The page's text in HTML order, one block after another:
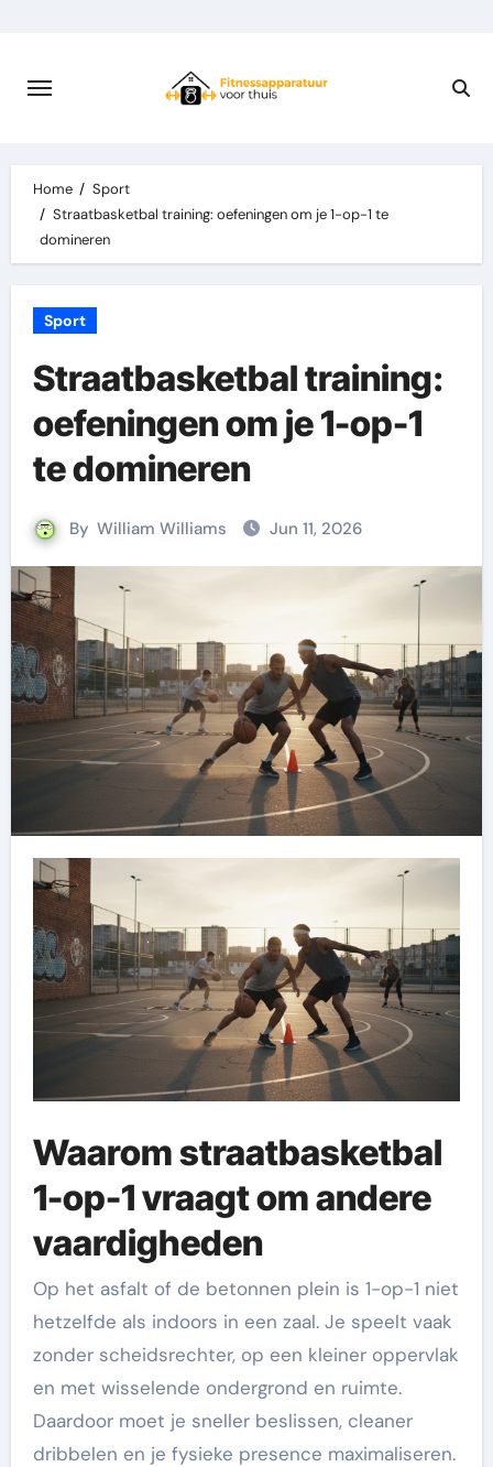
content
Home
Sport
Straatbasketbal training: oefeningen om je 1-op-1 te
domineren
Sport
Straatbasketbal training:
oefeningen om je 1-op-1
te domineren
By William Williams Jun 11, 2026
Waarom straatbasketbal
1-op-1 vraagt om andere
vaardigheden
Op het asfalt of de betonnen plein is 1-op-1 niet
hetzelfde als indoors in een zaal. Je speelt vaak
zonder scheidsrechter, op een kleiner oppervlak
en met wisselende ondergrond en ruimte.
Daardoor moet je sneller beslissen, cleaner
dribbelen en je fysieke presence maximaliseren.